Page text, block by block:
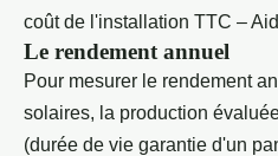
coût de l'installation TTC –
Le rendement annuel
Pour mesurer le rendement
solaires, la production
(durée de vie garantie d'un